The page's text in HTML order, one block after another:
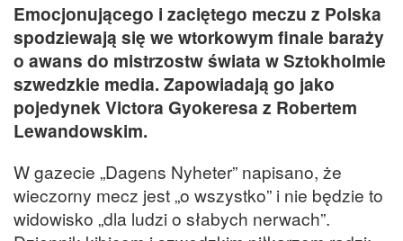
Emocjonującego i zaciętego meczu z Polska
spodziewają się we wtorkowym finale baraży
o awans do mistrzostw świata w Sztokholmie
szwedzkie media. Zapowiadają go jako
pojedynek Victora Gyokeresa z Robertem
Lewandowskim.
W gazecie „Dagens Nyheter” napisano, że
wieczorny mecz jest „o wszystko” i nie będzie to
widowisko „dla ludzi o słabych nerwach”.